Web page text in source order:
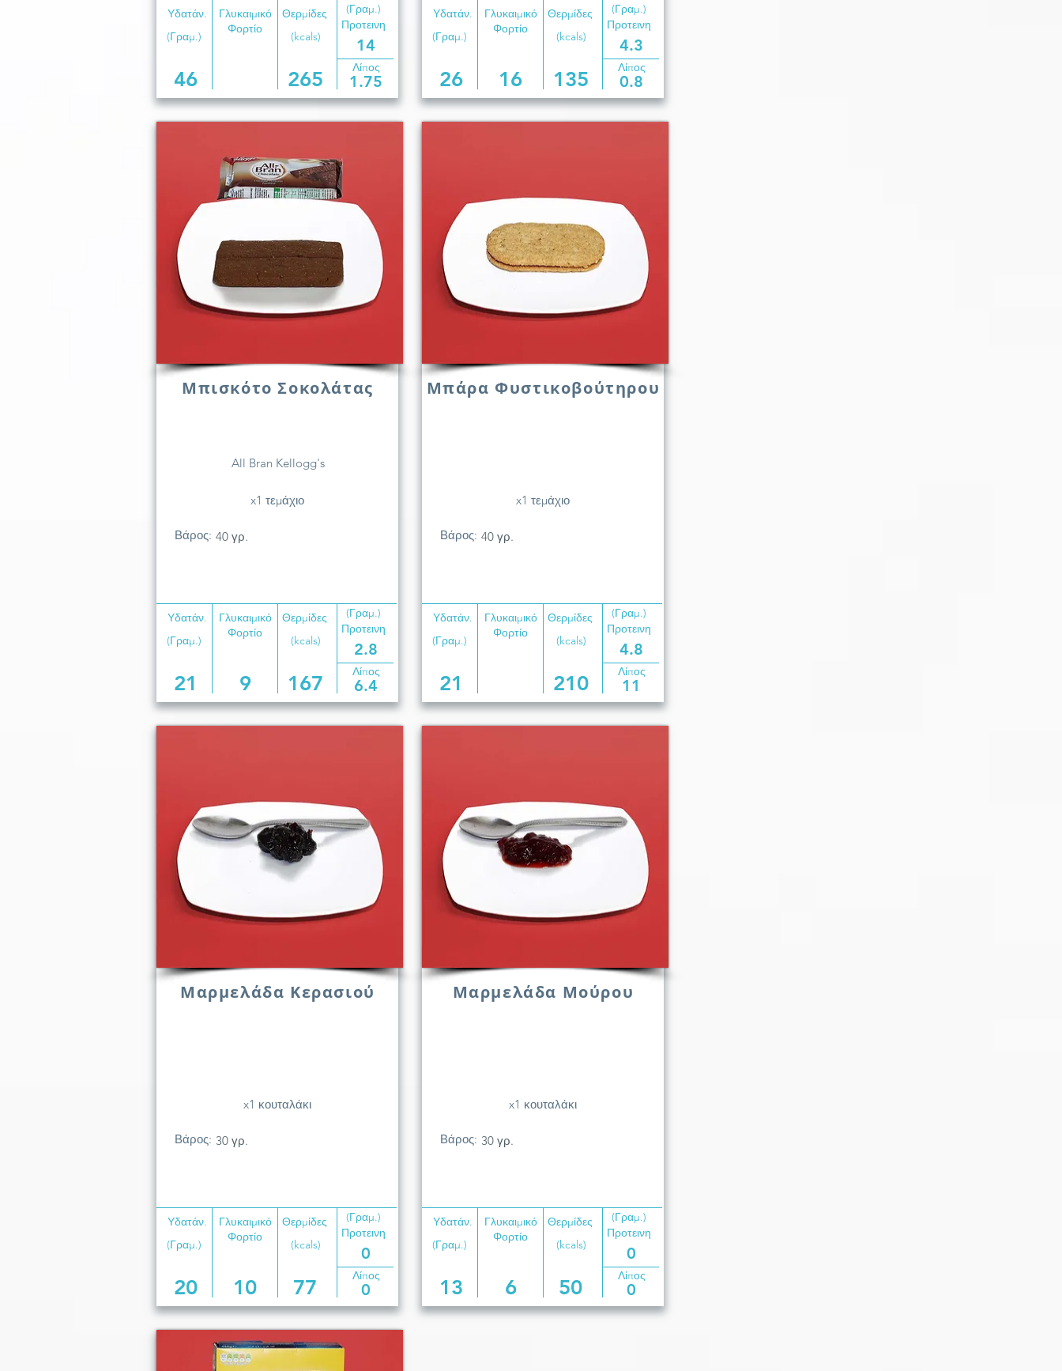
Υδατάν.
Γλυκαιμικό
Φορτίο
(Γραμ.)
Θερμίδες
(kcals)
Προτεινη
14
(Γραμ.)
46 265 Λίπος
1.75
Μπισκότο Σοκολάτας
All Bran Kellogg's
x1 τεμάχιο
Βάρος: 40 γρ.
Υδατάν.
Γλυκαιμικό
Φορτίο
(Γραμ.)
Θερμίδες
(kcals)
Προτεινη
2.8
(Γραμ.)
21 9 167 Λίπος
6.4
Μαρμελάδα Κερασιού
x1 κουταλάκι
Βάρος: 30 γρ.
Υδατάν.
Γλυκαιμικό
Φορτίο
(Γραμ.)
Θερμίδες
(kcals)
Προτεινη
0
(Γραμ.)
20 10 77 Λίπος
0
Υδατάν.
Γλυκαιμικό
Φορτίο
(Γραμ.)
Θερμίδες
(kcals)
Προτεινη
4.3
(Γραμ.)
26 16 135 Λίπος
0.8
Μπάρα Φυστικοβούτηρου
x1 τεμάχιο
Βάρος: 40 γρ.
Υδατάν.
Γλυκαιμικό
Φορτίο
(Γραμ.)
Θερμίδες
(kcals)
Προτεινη
4.8
(Γραμ.)
21 210 Λίπος
11
Μαρμελάδα Μούρου
x1 κουταλάκι
Βάρος: 30 γρ.
Υδατάν.
Γλυκαιμικό
Φορτίο
(Γραμ.)
Θερμίδες
(kcals)
Προτεινη
0
(Γραμ.)
13 6 50 Λίπος
0